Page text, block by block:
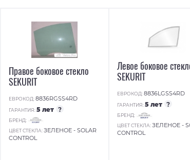
Правое боковое стекло
SEKURIT
ЕВРОКОД:8836RGSS4RD
ГАРАНТИЯ:5 лет ?
БРЕНД:
ЦВЕТ СТЕКЛА:ЗЕЛЕНОЕ - SOLAR
CONTROL
Левое боковое
SEKURIT
ЕВРОКОД:8836LGSS4RD
ГАРАНТИЯ:5 лет ?
БРЕНД:
ЦВЕТ СТЕКЛА:ЗЕЛЕНОЕ -
CONTROL